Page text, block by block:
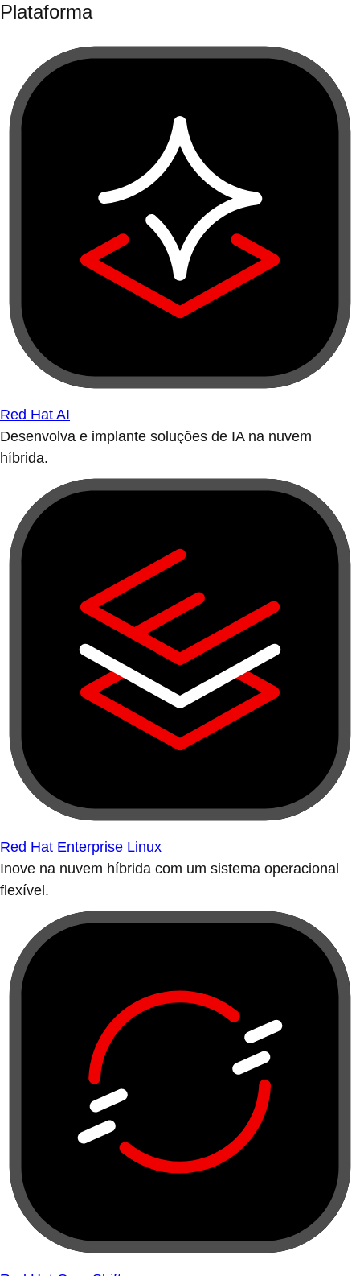
Plataforma
Red Hat AI
Desenvolva e implante soluções de IA na nuvem
híbrida.
Red Hat Enterprise Linux
Inove na nuvem híbrida com um sistema operacional
flexível.